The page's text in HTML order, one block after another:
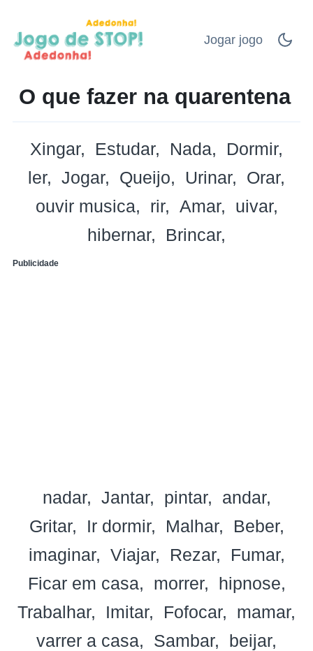
Jogar jogo
O que fazer na quarentena
Xingar Estudar Nada
Dormir
ler
Jogar Queijo Urinar
Orar
ouvir musica
rir Amar
uivar
hibernar
Brincar
Publicidade
nadar Jantar pintar
andar
Gritar
Ir dormir Malhar
Beber
imaginar
Viajar Rezar
Fumar
Ficar em casa
morrer
hipnose
Trabalhar
Imitar Fofocar
mamar
varrer a casa
Sambar
beijar